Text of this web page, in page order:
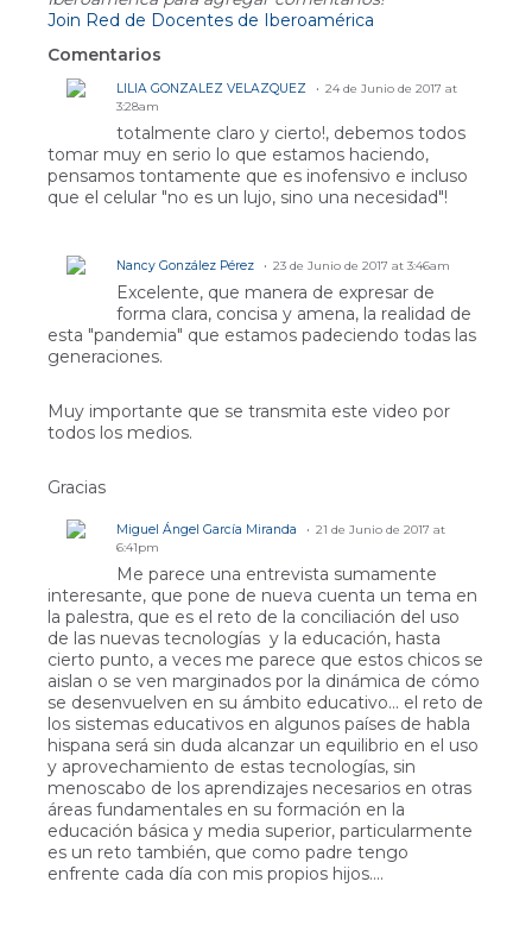
Join Red de Docentes de Iberoamérica
Comentarios
LILIA GONZALEZ VELAZQUEZ
24 de Junio de 2017 at
3:28am
totalmente claro y cierto!, debemos todos
tomar muy en serio lo que estamos haciendo,
pensamos tontamente que es inofensivo e incluso
que el celular "no es un lujo, sino una necesidad"!
Nancy González Pérez 23 de Junio de 2017 at 3:46am
Excelente, que manera de expresar de
forma clara, concisa y amena, la realidad de
esta "pandemia" que estamos padeciendo todas las
generaciones.
Muy importante que se transmita este video por
todos los medios.
Gracias
Miguel Ángel García Miranda
21 de Junio de 2017 at
6:41pm
Me parece una entrevista sumamente
interesante, que pone de nueva cuenta un tema en
la palestra, que es el reto de la conciliación del uso
de las nuevas tecnologías y la educación, hasta
cierto punto, a veces me parece que estos chicos se
aislan o se ven marginados por la dinámica de cómo
se desenvuelven en su ámbito educativo... el reto de
los sistemas educativos en algunos países de habla
hispana será sin duda alcanzar un equilibrio en el uso
y aprovechamiento de estas tecnologías, sin
menoscabo de los aprendizajes necesarios en otras
áreas fundamentales en su formación en la
educación básica y media superior, particularmente
es un reto también, que como padre tengo
enfrente cada día con mis propios hijos....